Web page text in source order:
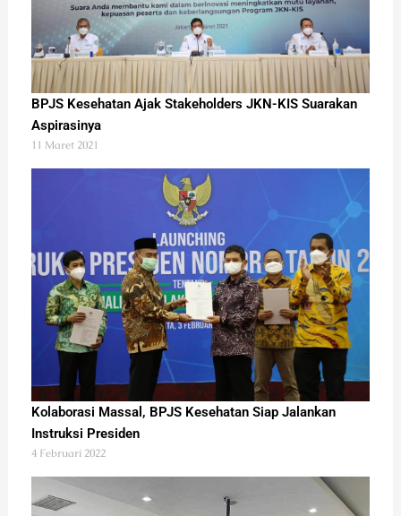
BPJS Kesehatan Ajak Stakeholders JKN-KIS Suarakan
Aspirasinya
11 Maret 2021
Kolaborasi Massal, BPJS Kesehatan Siap Jalankan
Instruksi Presiden
4 Februari 2022